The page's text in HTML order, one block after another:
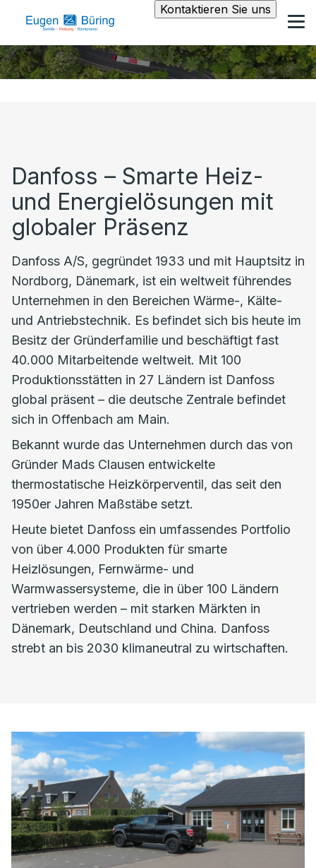
Kontaktieren Sie uns
Danfoss – Smarte Heiz-
und Energielösungen mit
globaler Präsenz
Danfoss A/S, gegründet 1933 und mit Hauptsitz in
Nordborg, Dänemark, ist ein weltweit führendes
Unternehmen in den Bereichen Wärme-, Kälte-
und Antriebstechnik. Es befindet sich bis heute im
Besitz der Gründerfamilie und beschäftigt fast
40.000 Mitarbeitende weltweit. Mit 100
Produktionsstätten in 27 Ländern ist Danfoss
global präsent – die deutsche Zentrale befindet
sich in Offenbach am Main.
Bekannt wurde das Unternehmen durch das von
Gründer Mads Clausen entwickelte
thermostatische Heizkörperventil, das seit den
1950er Jahren Maßstäbe setzt.
Heute bietet Danfoss ein umfassendes Portfolio
von über 4.000 Produkten für smarte
Heizlösungen, Fernwärme- und
Warmwassersysteme, die in über 100 Ländern
vertrieben werden – mit starken Märkten in
Dänemark, Deutschland und China. Danfoss
strebt an bis 2030 klimaneutral zu wirtschaften.